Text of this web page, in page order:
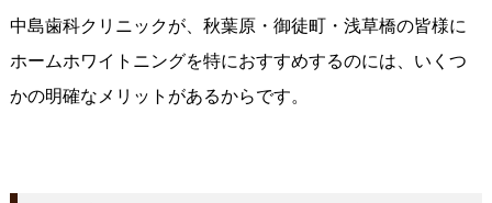
中島歯科クリニックが、秋葉原・御徒町・浅草橋の皆様に
ホームホワイトニングを特におすすめするのには、いくつ
かの明確なメリットがあるからです。